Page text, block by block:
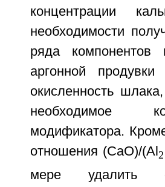
концентрации
необходимости
ряда
аргонной
окисленность
необходимое
модификатора.
отношения (CaO)/(Al 2
мере удалить